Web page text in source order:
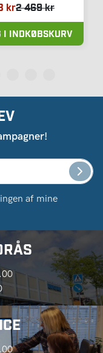
kr2 469 kr
INDKØBSKURV
af ​​mine